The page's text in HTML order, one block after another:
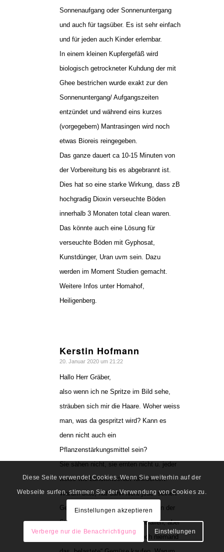
Sonnenaufgang oder Sonnenuntergang
und auch für tagsüber. Es ist sehr einfach
und für jeden auch Kinder erlernbar.
In einem kleinen Kupfergefäß wird
biologisch getrockneter Kuhdung der mit
Ghee bestrichen wurde exakt zur den
Sonnenuntergang/ Aufgangszeiten
entzündet und während eins kurzes
(vorgegebem) Mantrasingen wird noch
etwas Bioreis reingegeben.
Das ganze dauert ca 10-15 Minuten von
der Vorbereitung bis es abgebrannt ist.
Dies hat so eine starke Wirkung, dass zB
hochgradig Dioxin verseuchte Böden
innerhalb 3 Monaten total clean waren.
Das könnte auch eine Lösung für
verseuchte Böden mit Gyphosat,
Kunstdünger, Uran uvm sein. Dazu
werden im Moment Studien gemacht.
Weitere Infos unter Homahof,
Heiligenberg.
Kerstin Hofmann
sagte:
20. Januar 2020 um 21:22
Hallo Herr Gräber,
also wenn ich ne Spritze im Bild sehe,
sträuben sich mir die Haare. Woher weiss
man, was da gespritzt wird? Kann es
denn nicht auch ein
Pflanzenstärkungsmittel sein?
Sie sähen nicht, sie ernten nicht u. jeder
weiss wie Landwirtschaft funktioniert.
Warum bitte, hat dann nicht jeder seinen
Gemüsegarten vor der Türe? Gut, in der
Stadt lass ich mir das noch gefallen, aber
auf dem Land? Es müsste doch niemand
Diese Seite verwendet Cookies. Wenn Sie weiterhin auf der
Webseite surfen, stimmen Sie der Verwendung von Cookies zu.
Einstellungen akzeptieren
Verberge nur die Benachrichtigung Einstellungen